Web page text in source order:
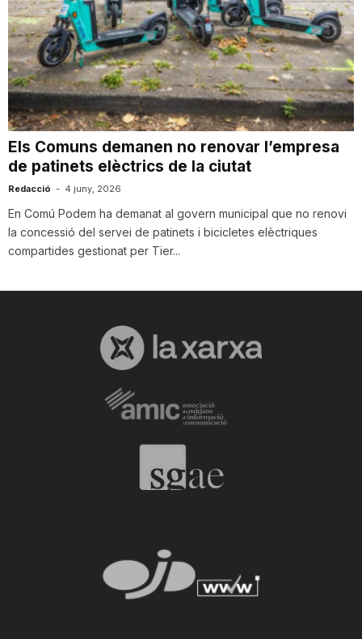
Els Comuns demanen no renovar l’empresa
de patinets elèctrics de la ciutat
Redacció - 4 juny, 2026
En Comú Podem ha demanat al govern municipal que no renovi
la concessió del servei de patinets i bicicletes elèctriques
compartides gestionat per Tier...